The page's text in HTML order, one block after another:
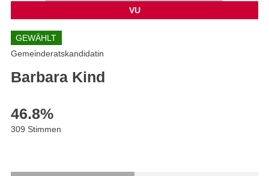
VU
GEWÄHLT
Gemeinderatskandidatin
Barbara Kind
46.8%
309 Stimmen